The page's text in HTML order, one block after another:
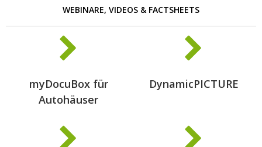
WEBINARE, VIDEOS & FACTSHEETS
myDocuBox für
Autohäuser
DynamicPICTURE